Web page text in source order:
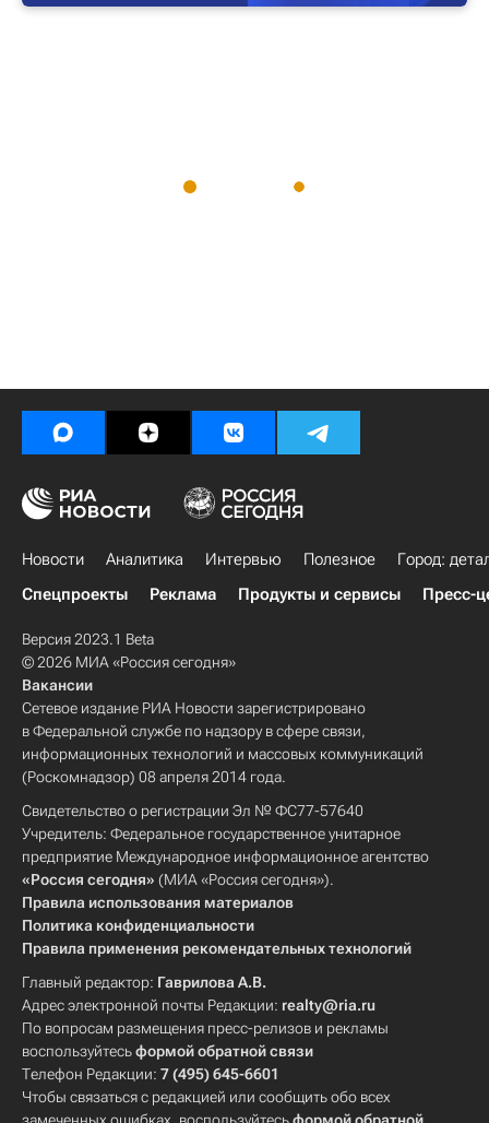
Новости Аналитика Интервью Полезное
Город:
Спецпроекты
Реклама Продукты и сервисы Пресс-
Версия 2023.1 Beta
© 2026 МИА «Россия сегодня»
Вакансии
Сетевое издание РИА Новости зарегистрировано
в Федеральной службе по надзору в сфере связи,
информационных технологий и массовых коммуникаций
(Роскомнадзор) 08 апреля 2014 года.
Свидетельство о регистрации Эл № ФС77-57640
Учредитель: Федеральное государственное унитарное
предприятие Международное информационное агентство
«Россия сегодня» (МИА «Россия сегодня»).
Правила использования материалов
Политика конфиденциальности
Правила применения рекомендательных технологий
Главный редактор: Гаврилова А.В.
Адрес электронной почты Редакции: realty@ria.ru
По вопросам размещения пресс-релизов и рекламы
воспользуйтесьформой обратной связи
Телефон Редакции: 7 (495) 645-6601
Чтобы связаться с редакцией или сообщить обо всех